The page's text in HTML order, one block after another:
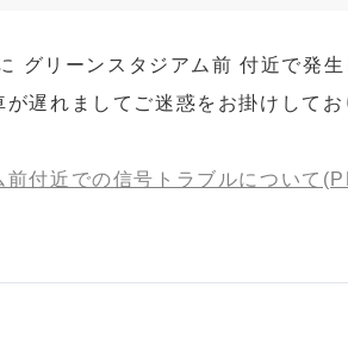
グリーンスタジアム前 付近で発
遅れましてご迷惑をお掛けして
前付近での信号トラブルについて